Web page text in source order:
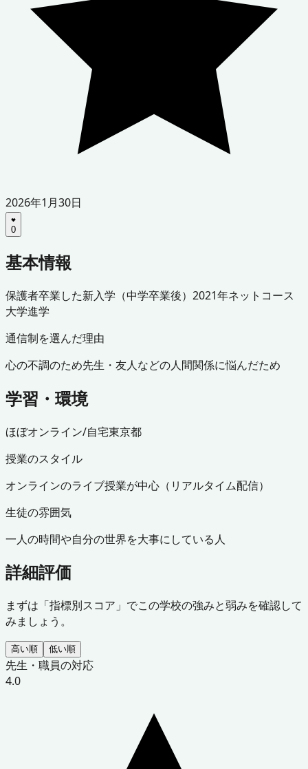
2026年1月30日
0
基本情報
保護者卒業した新入学（中学卒業後） 2021年ネットコース
大学進学
通信制を選んだ理由
心の不調のため先生・友人などの人間関係に悩んだため
学習・環境
ほぼオンライン/自宅東京都
授業のスタイル
オンラインのライブ授業が中心（リアルタイム配信）
生徒の雰囲気
一人の時間や自分の世界を大事にしている人
詳細評価
まずは「指標別スコア」でこの学校の強みと弱みを確認して
みましょう。
高い順 低い順
先生・職員の対応
4.0